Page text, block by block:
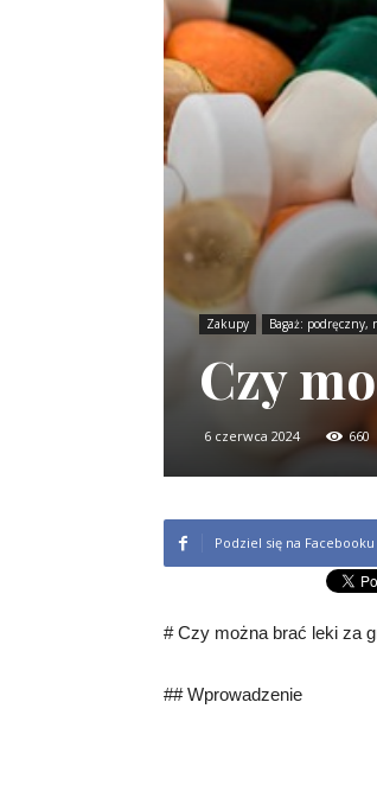
Zakupy Bagaż: podręczny,
Czy
6 czerwca 2024 660
Podziel się na Facebooku
# Czy można brać leki za
## Wprowadzenie